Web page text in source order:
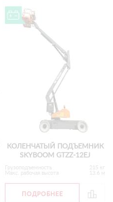
КОЛЕНЧАТЫЙ ПОДЪЕМНИК
SKYBOOM GTZZ-12EJ
Грузоподъемность
215 кг
Макс. рабочая высота
13.6 м
ПОДРОБНЕЕ